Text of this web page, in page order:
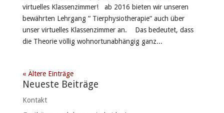
virtuelles Klassenzimmer! ab 2016 bieten wir unseren
bewährten Lehrgang “ Tierphysiotherapie“ auch über
unser virtuelles Klassenzimmer an. Das bedeutet, dass
die Theorie völlig wohnortunabhängig ganz...
« Ältere Einträge
Neueste Beiträge
Kontakt